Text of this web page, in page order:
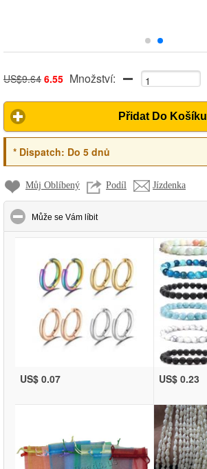
US$9.64 6.55 Množství:
Přidat Do Košíku
*Dispatch: Do 5 dnů
Můj Oblíbený Podíl Jízdenka
Může se Vám líbitclick to collapse contents
US$ 0.07 US$ 0.23